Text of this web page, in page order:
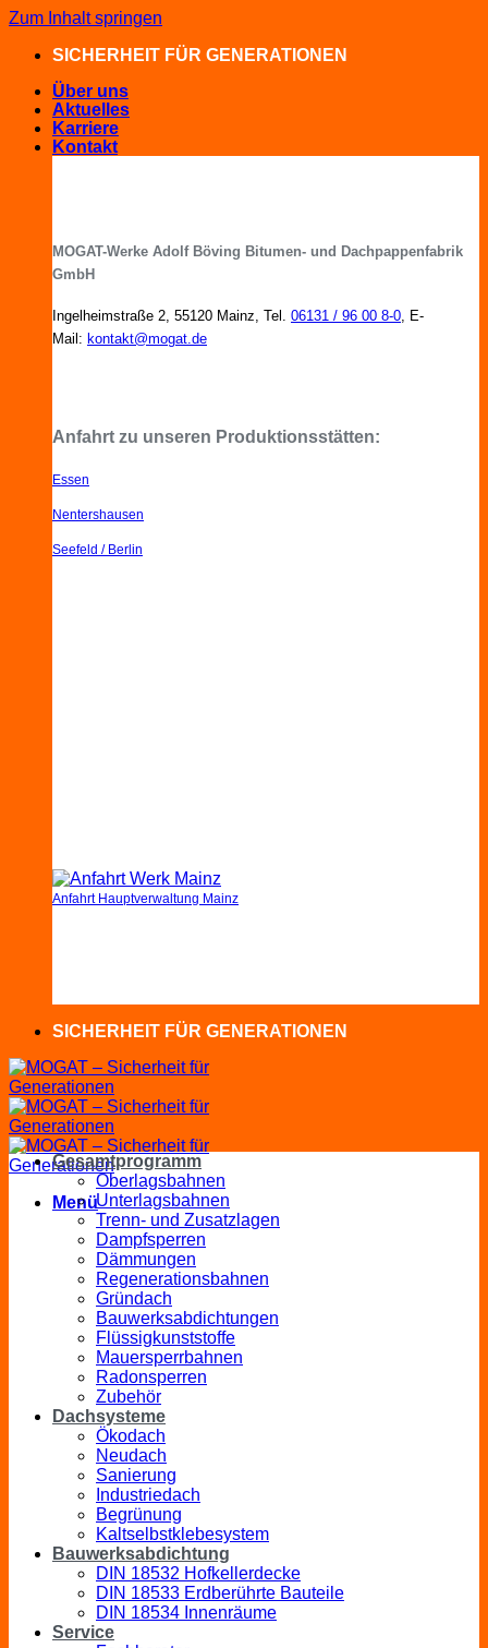
Zum Inhalt springen
SICHERHEIT FÜR GENERATIONEN
Über uns
Aktuelles
Karriere
Kontakt
MOGAT-Werke Adolf Böving Bitumen- und Dachpappenfabrik
GmbH
Ingelheimstraße 2, 55120 Mainz, Tel. 06131 / 96 00 8-0, E-
Mail: kontakt@mogat.de
Anfahrt zu unseren Produktionsstätten:
Essen
Nentershausen
Seefeld / Berlin
Anfahrt Hauptverwaltung Mainz
SICHERHEIT FÜR GENERATIONEN
Menü
Gesamtprogramm
Oberlagsbahnen
Unterlagsbahnen
Trenn- und Zusatzlagen
Dampfsperren
Dämmungen
Regenerationsbahnen
Gründach
Bauwerksabdichtungen
Flüssigkunststoffe
Mauersperrbahnen
Radonsperren
Zubehör
Dachsysteme
Ökodach
Neudach
Sanierung
Industriedach
Begrünung
Kaltselbstklebesystem
Bauwerksabdichtung
DIN 18532 Hofkellerdecke
DIN 18533 Erdberührte Bauteile
DIN 18534 Innenräume
Service